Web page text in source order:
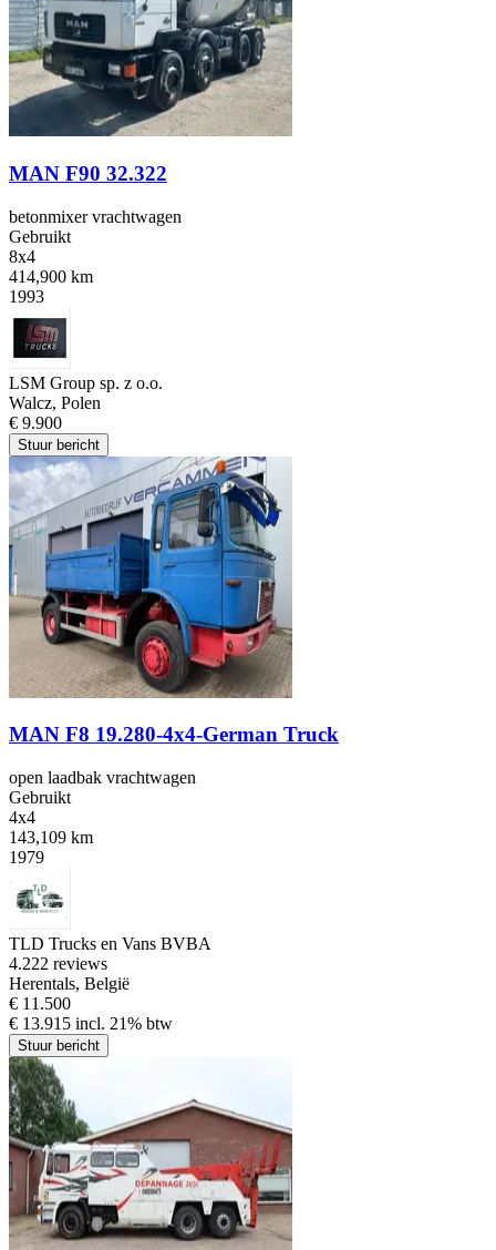
MAN F90 32.322
betonmixer vrachtwagen
Gebruikt
8x4
414,900 km
1993
LSM Group sp. z o.o.
Walcz, Polen
€ 9.900
Stuur bericht
MAN F8 19.280-4x4-German Truck
open laadbak vrachtwagen
Gebruikt
4x4
143,109 km
1979
TLD Trucks en Vans BVBA
4.222 reviews
Herentals, België
€ 11.500
€ 13.915 incl. 21% btw
Stuur bericht